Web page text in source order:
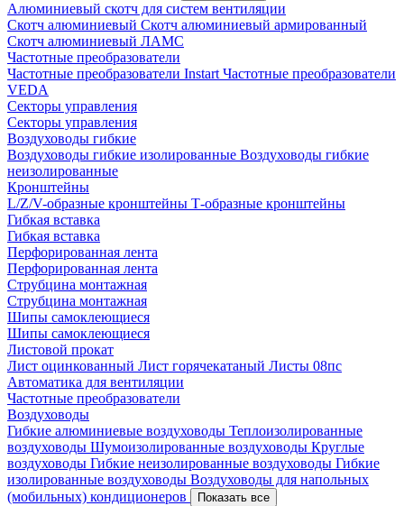
Алюминиевый скотч для систем вентиляции
Скотч алюминиевый Скотч алюминиевый армированный
Скотч алюминиевый ЛАМС
Частотные преобразователи
Частотные преобразователи Instart Частотные преобразователи
VEDA
Секторы управления
Секторы управления
Воздуховоды гибкие
Воздуховоды гибкие изолированные Воздуховоды гибкие
неизолированные
Кронштейны
L/Z/V-образные кронштейны Т-образные кронштейны
Гибкая вставка
Гибкая вставка
Перфорированная лента
Перфорированная лента
Струбцина монтажная
Струбцина монтажная
Шипы самоклеющиеся
Шипы самоклеющиеся
Листовой прокат
Лист оцинкованный Лист горячекатаный Листы 08пс
Автоматика для вентиляции
Частотные преобразователи
Воздуховоды
Гибкие алюминиевые воздуховоды Теплоизолированные
воздуховоды Шумоизолированные воздуховоды Круглые
воздуховоды Гибкие неизолированные воздуховоды Гибкие
изолированные воздуховоды Воздуховоды для напольных
(мобильных) кондиционеров
Показать все